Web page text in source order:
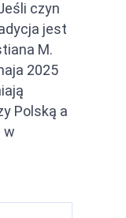
czyn
jest
M.
2025
Polską a
w